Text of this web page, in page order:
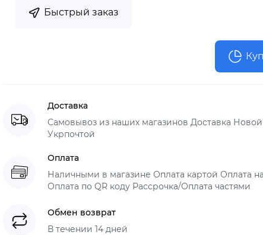
Быстрый заказ
Доставка
Самовывоз из наших магазинов Доставка
Укрпочтой
Оплата
Наличными в магазине Оплата картой Оплата
Оплата по QR коду Рассрочка/Оплата частями
Обмен возврат
В течении 14 дней